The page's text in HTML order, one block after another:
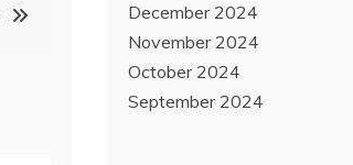
December 2024
November 2024
October 2024
September 2024